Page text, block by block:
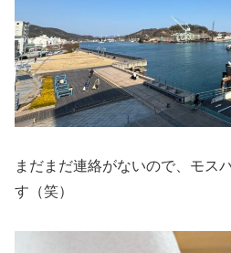
まだまだ連絡がないので、モス
す（笑）